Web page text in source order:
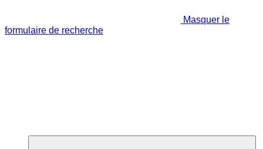
Masquer le
formulaire de recherche